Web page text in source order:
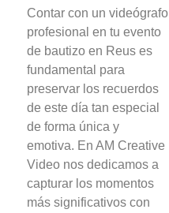
Contar con un videógrafo
profesional en tu evento
de bautizo en Reus es
fundamental para
preservar los recuerdos
de este día tan especial
de forma única y
emotiva. En AM Creative
Video nos dedicamos a
capturar los momentos
más significativos con